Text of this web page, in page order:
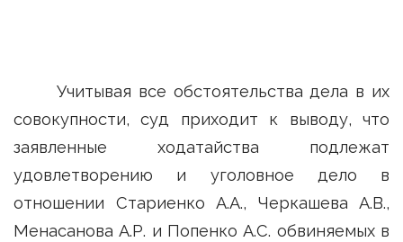
Учитывая все обстоятельства дела в их
совокупности, суд приходит к выводу, что
заявленные ходатайства подлежат
удовлетворению и уголовное дело в
отношении Стариенко А.А., Черкашева А.В.,
Менасанова А.Р. и Попенко А.С. обвиняемых в